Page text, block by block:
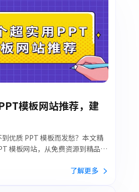
模板网站推荐，建
优质 PPT 模板而发愁？本文精
模板网站，从免费资源到精品付
AI 智能生成，全方位满足职场
体需求。
了解更多